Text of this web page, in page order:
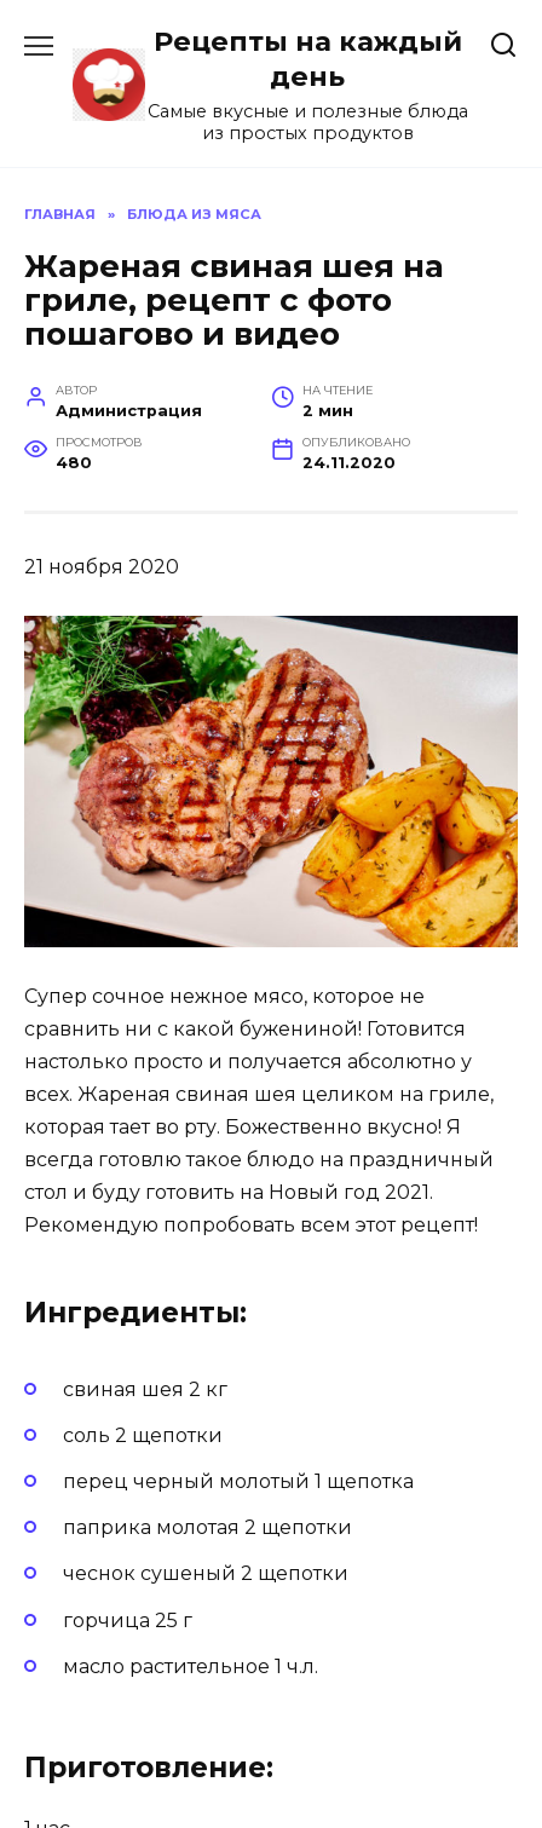
содержанию
Рецепты на каждый
день
Самые вкусные и полезные блюда
из простых продуктов
ГЛАВНАЯ » БЛЮДА ИЗ МЯСА
Жареная свиная шея на
гриле, рецепт с фото
пошагово и видео
АВТОР
Администрация
НА ЧТЕНИЕ
2 мин
ПРОСМОТРОВ
480
ОПУБЛИКОВАНО
24.11.2020
21 ноября 2020
Супер сочное нежное мясо, которое не
сравнить ни с какой бужениной! Готовится
настолько просто и получается абсолютно у
всех. Жареная свиная шея целиком на гриле,
которая тает во рту. Божественно вкусно! Я
всегда готовлю такое блюдо на праздничный
стол и буду готовить на Новый год 2021.
Рекомендую попробовать всем этот рецепт!
Ингредиенты:
свиная шея 2 кг
соль 2 щепотки
перец черный молотый 1 щепотка
паприка молотая 2 щепотки
чеснок сушеный 2 щепотки
горчица 25 г
масло растительное 1 ч.л.
Приготовление: